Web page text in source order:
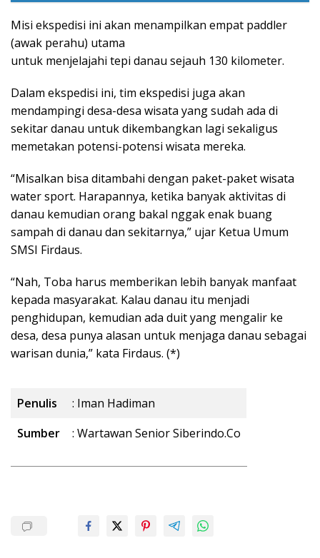
Misi ekspedisi ini akan menampilkan empat paddler
(awak perahu) utama
untuk menjelajahi tepi danau sejauh 130 kilometer.
Dalam ekspedisi ini, tim ekspedisi juga akan
mendampingi desa-desa wisata yang sudah ada di
sekitar danau untuk dikembangkan lagi sekaligus
memetakan potensi-potensi wisata mereka.
“Misalkan bisa ditambahi dengan paket-paket wisata
water sport. Harapannya, ketika banyak aktivitas di
danau kemudian orang bakal nggak enak buang
sampah di danau dan sekitarnya,” ujar Ketua Umum
SMSI Firdaus.
“Nah, Toba harus memberikan lebih banyak manfaat
kepada masyarakat. Kalau danau itu menjadi
penghidupan, kemudian ada duit yang mengalir ke
desa, desa punya alasan untuk menjaga danau sebagai
warisan dunia,” kata Firdaus. (*)
Penulis
: Iman Hadiman
Sumber
: Wartawan Senior Siberindo.Co